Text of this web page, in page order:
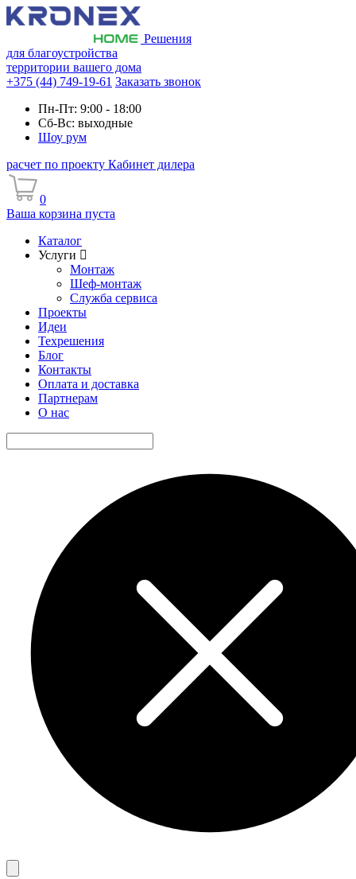
Решения
для благоустройства
территории вашего дома
+375 (44) 749-19-61 Заказать звонок
Пн-Пт: 9:00 - 18:00
Сб-Вс: выходные
Шоу рум
расчет по проекту Кабинет дилера
0
Ваша корзина пуста
Каталог
Услуги
Монтаж
Шеф-монтаж
Служба сервиса
Проекты
Идеи
Техрешения
Блог
Контакты
Оплата и доставка
Партнерам
О нас